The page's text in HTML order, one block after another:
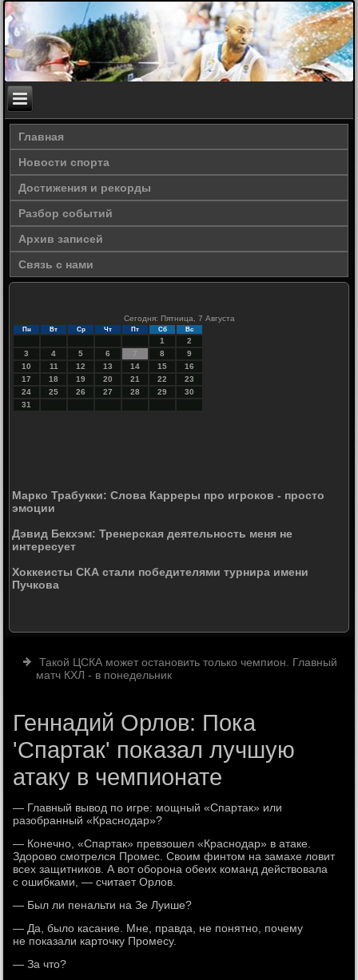
Главная
Новости спорта
Достижения и рекорды
Разбор событий
Архив записей
Связь с нами
Сегодня: Пятница, 7 Августа
Пн Вт Ср Чт Пт Сб Вс
1
2
3
4 5 6 7 8
9
10
11 12 13 14 15
16
17
18 19 20 21 22
23
24
25 26 27 28 29
30
31
Марко Трабукки: Слова Карреры про игроков - просто
эмоции
Дэвид Бекхэм: Тренерская деятельность меня не
интересует
Хоккеисты СКА стали победителями турнира имени
Пучкова
Такой ЦСКА может остановить только чемпион. Главный
матч КХЛ - в понедельник
Геннадий Орлов: Пока
'Спартак' показал лучшую
атаку в чемпионате
— Главный вывод по игре: мощный «Спартак» или
разобранный «Краснодар»?
— Конечно, «Спартак» превзошел «Краснодар» в атаке.
Здорово смотрелся Промес. Своим финтом на замахе ловит
всех защитников. А вот оборона обеих команд действовала
с ошибками, — считает Орлов.
— Был ли пенальти на Зе Луише?
— Да, было касание. Мне, правда, не понятно, почему
не показали карточку Промесу.
— За что?